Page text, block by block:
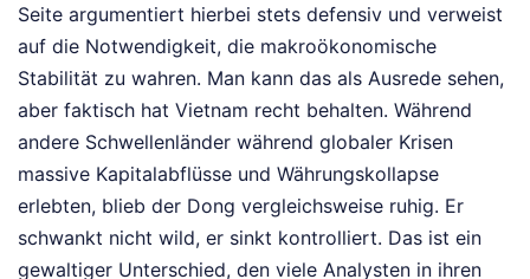
Seite argumentiert hierbei stets defensiv und verweist
auf die Notwendigkeit, die makroökonomische
Stabilität zu wahren. Man kann das als Ausrede sehen,
aber faktisch hat Vietnam recht behalten. Während
andere Schwellenländer während globaler Krisen
massive Kapitalabflüsse und Währungskollapse
erlebten, blieb der Dong vergleichsweise ruhig. Er
schwankt nicht wild, er sinkt kontrolliert. Das ist ein
gewaltiger Unterschied, den viele Analysten in ihren